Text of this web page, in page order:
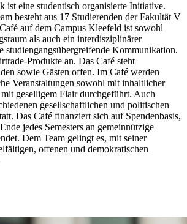
ist eine studentisch organisierte Initiative.
besteht aus 17 Studierenden der Fakultät V
auf dem Campus Kleefeld ist sowohl
als auch ein interdisziplinärer
studiengangsübergreifende Kommunikation.
Produkte an. Das Café steht
sowie Gästen offen. Im Café werden
Veranstaltungen sowohl mit inhaltlicher
geselligem Flair durchgeführt. Auch
gesellschaftlichen und politischen
Das Café finanziert sich auf Spendenbasis,
jedes Semesters an gemeinnützige
Dem Team gelingt es, mit seiner
offenen und demokratischen